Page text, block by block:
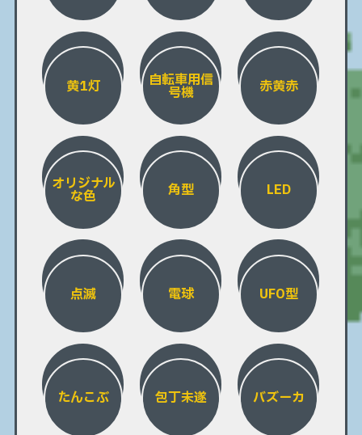
黄1灯 自転車用信
号機 赤黄赤
オリジナル
な色 角型 LED
点滅 電球 UFO型
たんこぶ 包丁未遂 バズーカ